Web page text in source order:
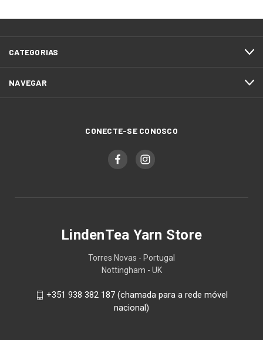
CATEGORIAS
NAVEGAR
CONECTE-SE CONOSCO
LindenTea Yarn Store
Torres Novas - Portugal
Nottingham - UK
+351 938 382 187 (chamada para a rede móvel
nacional)